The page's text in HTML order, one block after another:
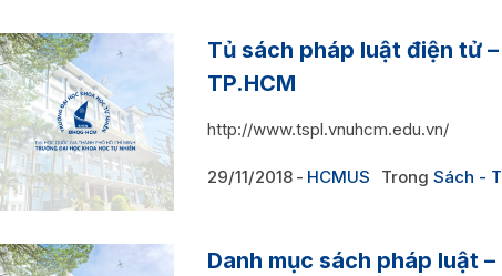
Tủ sách pháp luật điện tử
TP.HCM
http://www.tspl.vnuhcm.edu.vn/
29/11/2018 HCMUS Trong Sách -
Danh mục sách pháp luật